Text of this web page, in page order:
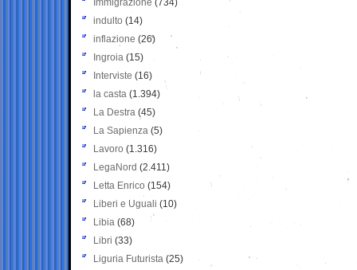
Immigrazione (734)
indulto (14)
inflazione (26)
Ingroia (15)
Interviste (16)
la casta (1.394)
La Destra (45)
La Sapienza (5)
Lavoro (1.316)
LegaNord (2.411)
Letta Enrico (154)
Liberi e Uguali (10)
Libia (68)
Libri (33)
Liguria Futurista (25)